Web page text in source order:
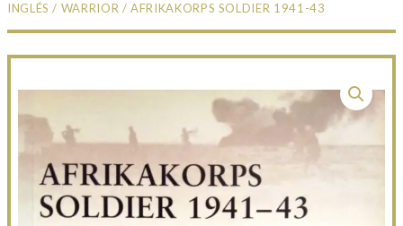
INGLÉS / WARRIOR / AFRIKAKORPS SOLDIER 1941-43